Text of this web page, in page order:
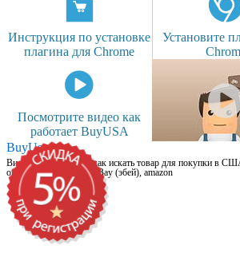
Инструкция по установке
плагина для Chrome
Установите
Посмотрите видео как
работает BuyUSA
BuyUsa.ru
Видео для новичков: как искать товар для покупки в
онлайн магазинах, на eBay (эбей), amazon